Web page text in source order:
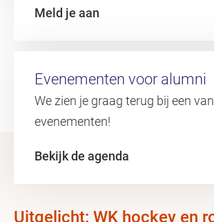
Meld je aan
Evenementen voor alumni
We zien je graag terug bij een
evenementen!
Bekijk de agenda
Uitgelicht: WK hockey en